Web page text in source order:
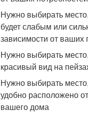
Нужно выбирать
будет слабым или
зависимости от ваших
Нужно выбирать
красивый вид на
Нужно выбирать
удобно расположено
вашего дома